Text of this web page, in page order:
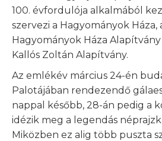
100. évfordulója alkalmából
szervezi a Hagyományok Háza,
Hagyományok Háza Alapítvány
Kallós Zoltán Alapítvány.
Az emlékév március 24-én
Palotájában rendezendő
nappal később, 28-án pedig a
idézik meg a legendás
Miközben ez alig több puszta